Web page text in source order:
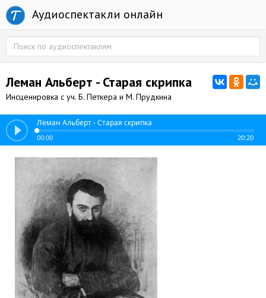
Аудиоспектакли онлайн
Леман Альберт - Старая скрипка
Инсценировка с уч. Б. Петкера и М. Прудкина
Леман Альберт - Старая скрипка
00:00 20:20